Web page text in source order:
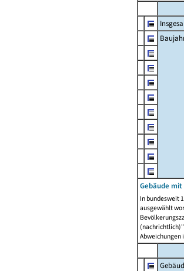
Gebäude mit
In bundesweit
ausgewählt
Abweichungen